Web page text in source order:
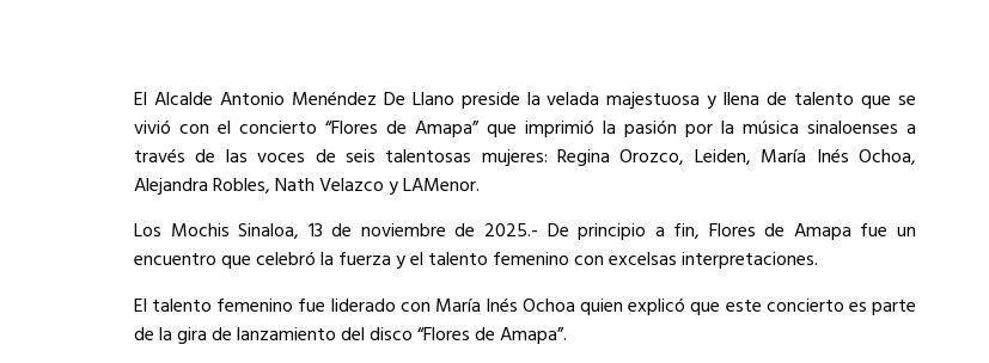
El Alcalde Antonio Menéndez De Llano preside la velada majestuosa y llena de talento que se
vivió con el concierto “Flores de Amapa” que imprimió la pasión por la música sinaloenses a
través de las voces de seis talentosas mujeres: Regina Orozco, Leiden, María Inés Ochoa,
Alejandra Robles, Nath Velazco y LAMenor.
Los Mochis Sinaloa, 13 de noviembre de 2025.- De principio a fin, Flores de Amapa fue un
encuentro que celebró la fuerza y el talento femenino con excelsas interpretaciones.
El talento femenino fue liderado con María Inés Ochoa quien explicó que este concierto es parte
de la gira de lanzamiento del disco “Flores de Amapa”.